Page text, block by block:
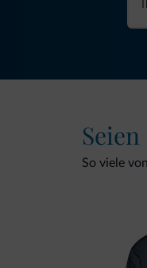
So viele